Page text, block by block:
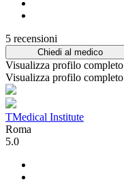
5 recensioni
Chiedi al medico
Visualizza profilo completo
Visualizza profilo completo
TMedical Institute
Roma
5.0